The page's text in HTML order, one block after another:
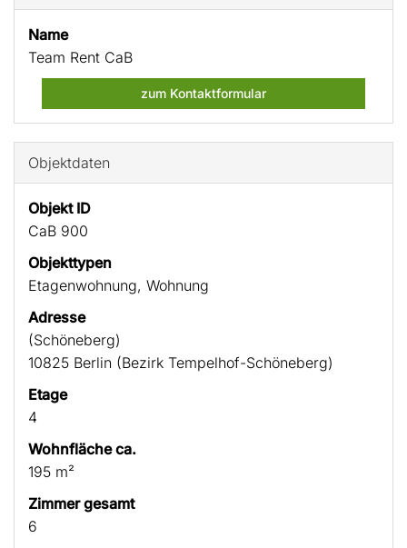
Name
Team Rent CaB
zum Kontaktformular
Objektdaten
Objekt ID
CaB 900
Objekttypen
Etagenwohnung, Wohnung
Adresse
(Schöneberg)
10825 Berlin (Bezirk Tempelhof-Schöneberg)
Etage
4
Wohnfläche ca.
195 m²
Zimmer gesamt
6